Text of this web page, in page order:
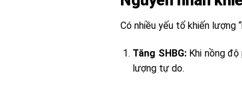
Có nhiều yếu tố khiến lượng
Tăng SHBG:Khi nồng độ
lượng tự do.